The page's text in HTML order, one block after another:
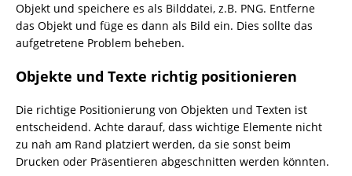
Objekt und speichere es als Bilddatei, z.B. PNG. Entferne
das Objekt und füge es dann als Bild ein. Dies sollte das
aufgetretene Problem beheben.
Objekte und Texte richtig positionieren
Die richtige Positionierung von Objekten und Texten ist
entscheidend. Achte darauf, dass wichtige Elemente nicht
zu nah am Rand platziert werden, da sie sonst beim
Drucken oder Präsentieren abgeschnitten werden könnten.